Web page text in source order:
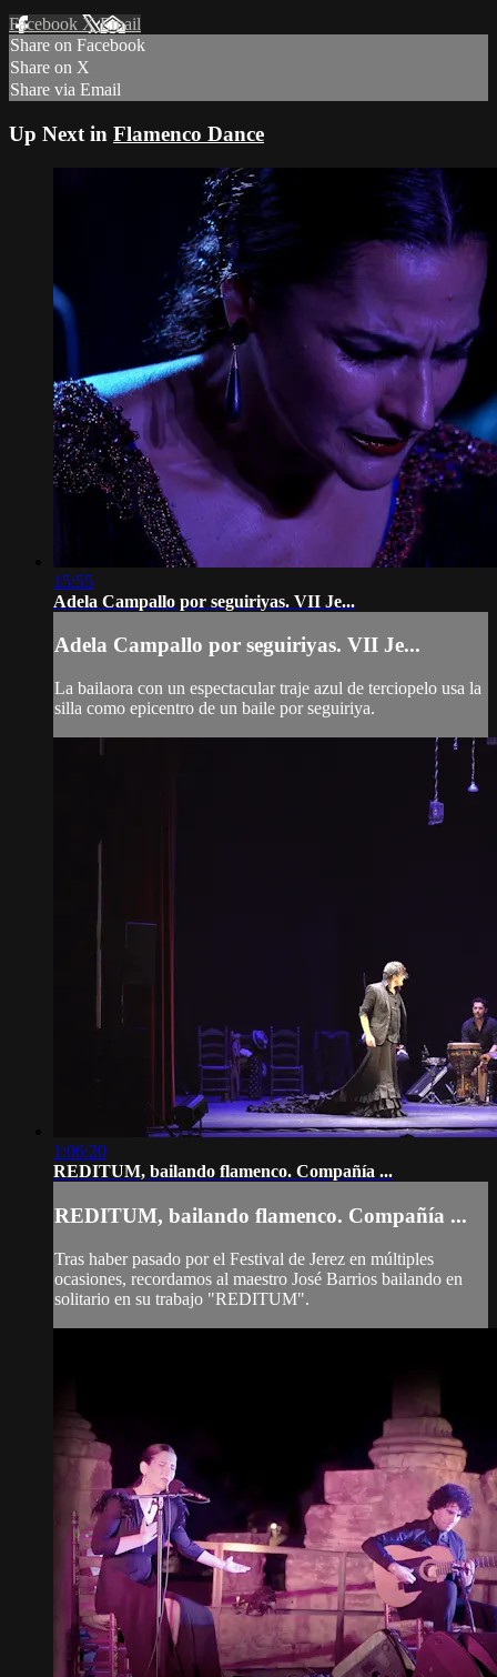
Facebook XEmail
Share on Facebook
Share on X
Share via Email
Up Next in Flamenco Dance
15:55
Adela Campallo por seguiriyas. VII Je...
Adela Campallo por seguiriyas. VII Je...
La bailaora con un espectacular traje azul de terciopelo usa la
silla como epicentro de un baile por seguiriya.
1:06:20
REDITUM, bailando flamenco. Compañía ...
REDITUM, bailando flamenco. Compañía ...
Tras haber pasado por el Festival de Jerez en múltiples
ocasiones, recordamos al maestro José Barrios bailando en
solitario en su trabajo "REDITUM".